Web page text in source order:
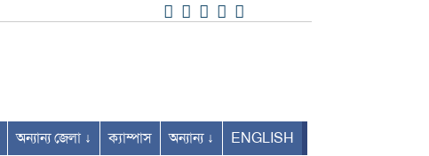
অন্যান্য জেলা ↓ ক্যাম্পাস অন্যান্য ↓ ENGLISH